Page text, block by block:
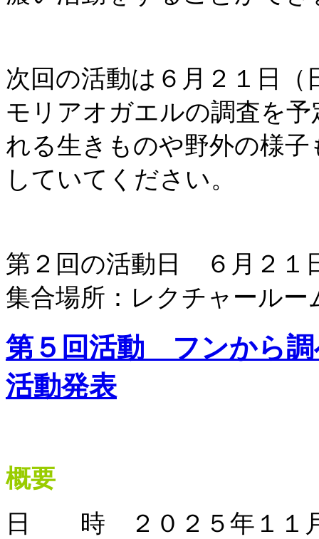
次回の活動は６月２１日
モリアオガエルの調査を
れる生きものや野外の様
していてください。
第２回の活動日 ６月２１
集合場所：レクチャールー
第５回活動 フンから調
活動発表
概要
日 時 ２０２５年１１月